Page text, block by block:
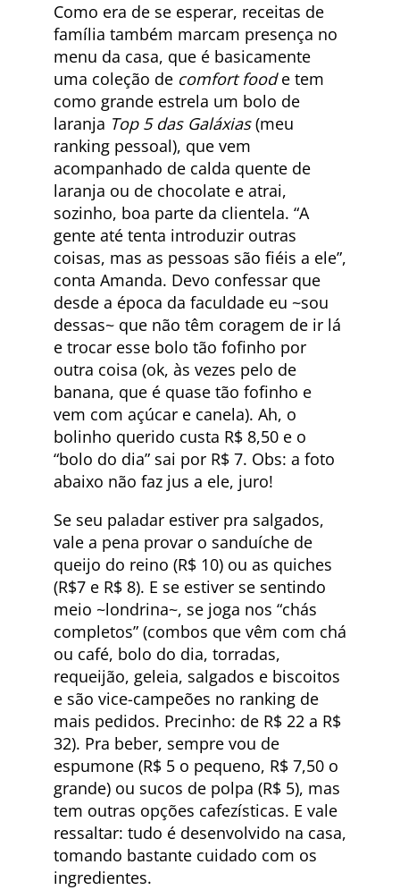
Como era de se esperar, receitas de
família também marcam presença no
menu da casa, que é basicamente
uma coleção de comfort foode tem
como grande estrela um bolo de
laranja Top 5 das Galáxias(meu
ranking pessoal), que vem
acompanhado de calda quente de
laranja ou de chocolate e atrai,
sozinho, boa parte da clientela. “A
gente até tenta introduzir outras
coisas, mas as pessoas são fiéis a ele”,
conta Amanda. Devo confessar que
desde a época da faculdade eu ~sou
dessas~ que não têm coragem de ir lá
e trocar esse bolo tão fofinho por
outra coisa (ok, às vezes pelo de
banana, que é quase tão fofinho e
vem com açúcar e canela). Ah, o
bolinho querido custa R$ 8,50 e o
“bolo do dia” sai por R$ 7. Obs: a foto
abaixo não faz jus a ele, juro!
Se seu paladar estiver pra salgados,
vale a pena provar o sanduíche de
queijo do reino (R$ 10) ou as quiches
(R$7 e R$ 8). E se estiver se sentindo
meio ~londrina~, se joga nos “chás
completos” (combos que vêm com chá
ou café, bolo do dia, torradas,
requeijão, geleia, salgados e biscoitos
e são vice-campeões no ranking de
mais pedidos. Precinho: de R$ 22 a R$
32). Pra beber, sempre vou de
espumone (R$ 5 o pequeno, R$ 7,50 o
grande) ou sucos de polpa (R$ 5), mas
tem outras opções cafezísticas. E vale
ressaltar: tudo é desenvolvido na casa,
tomando bastante cuidado com os
ingredientes.